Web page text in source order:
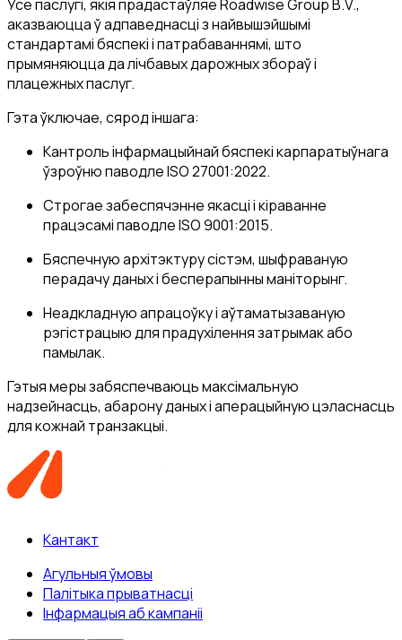
Усе паслугі, якія прадастаўляе Roadwise Group B.V.,
аказваюцца ў адпаведнасці з найвышэйшымі
стандартамі бяспекі і патрабаваннямі, што
прымяняюцца да лічбавых дарожных збораў і
плацежных паслуг.
Гэта ўключае, сярод іншага:
Кантроль інфармацыйнай бяспекі карпаратыўнага
ўзроўню паводле ISO 27001:2022.
Строгае забеспячэнне якасці і кіраванне
працэсамі паводле ISO 9001:2015.
Бяспечную архітэктуру сістэм, шыфраваную
перадачу даных і бесперапынны маніторынг.
Неадкладную апрацоўку і аўтаматызаваную
рэгістрацыю для прадухілення затрымак або
памылак.
Гэтыя меры забяспечваюць максімальную
надзейнасць, абарону даных і аперацыйную цэласнасць
для кожнай транзакцыі.
Кантакт
Агульныя ўмовы
Палітыка прыватнасці
Інфармацыя аб кампаніі